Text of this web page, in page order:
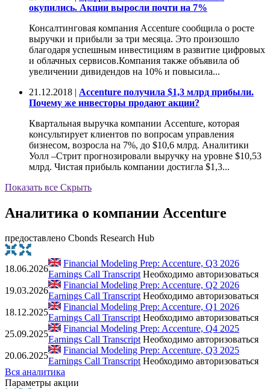
окупились. Акции выросли почти на 7%
Консалтинговая компания Accenture сообщила о росте
выручки и прибыли за три месяца. Это произошло
благодаря успешным инвестициям в развитие цифровых
и облачных сервисов.Компания также объявила об
увеличении дивидендов на 10% и повысила...
21.12.2018 | Accenture получила $1,3 млрд прибыли.
Почему же инвесторы продают акции?
Квартальная выручка компании Accenture, которая
консультирует клиентов по вопросам управления
бизнесом, возросла на 7%, до $10,6 млрд. Аналитики
Уолл –Стрит прогнозировали выручку на уровне $10,53
млрд. Чистая прибыль компании достигла $1,3...
Показать все Скрыть
Аналитика о компании Accenture
предоставлено Cbonds Research Hub
18.06.2026
Financial Modeling Prep: Accenture, Q3 2026
Earnings Call Transcript Необходимо авторизоваться
19.03.2026
Financial Modeling Prep: Accenture, Q2 2026
Earnings Call Transcript Необходимо авторизоваться
18.12.2025
Financial Modeling Prep: Accenture, Q1 2026
Earnings Call Transcript Необходимо авторизоваться
25.09.2025
Financial Modeling Prep: Accenture, Q4 2025
Earnings Call Transcript Необходимо авторизоваться
20.06.2025
Financial Modeling Prep: Accenture, Q3 2025
Earnings Call Transcript Необходимо авторизоваться
Вся аналитика
Параметры акции